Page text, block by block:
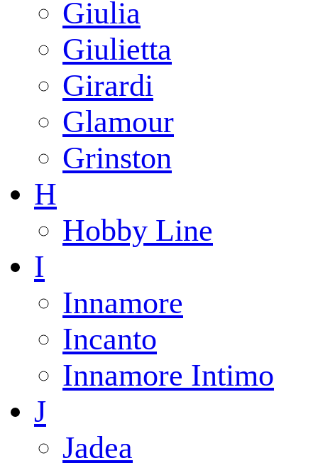
Giulia
Giulietta
Girardi
Glamour
Grinston
H
Hobby Line
I
Innamore
Incanto
Innamore Intimo
J
Jadea